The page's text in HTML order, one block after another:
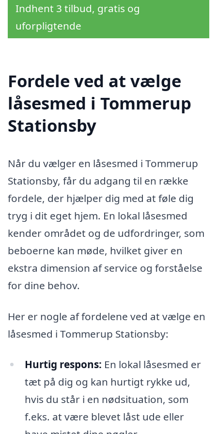
Indhent 3 tilbud, gratis og
uforpligtende
Fordele ved at vælge
låsesmed i Tommerup
Stationsby
Når du vælger en låsesmed i Tommerup
Stationsby, får du adgang til en række
fordele, der hjælper dig med at føle dig
tryg i dit eget hjem. En lokal låsesmed
kender området og de udfordringer, som
beboerne kan møde, hvilket giver en
ekstra dimension af service og forståelse
for dine behov.
Her er nogle af fordelene ved at vælge en
låsesmed i Tommerup Stationsby:
Hurtig respons: En lokal låsesmed er
tæt på dig og kan hurtigt rykke ud,
hvis du står i en nødsituation, som
f.eks. at være blevet låst ude eller